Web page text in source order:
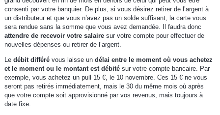
consenti par votre banquier. De plus, si vous désirez retirer de l’argent à
un distributeur et que vous n’avez pas un solde suffisant, la carte vous
sera rendue sans la somme que vous avez demandée. Il faudra donc
attendre de recevoir votre salairesur votre compte pour effectuer de
nouvelles dépenses ou retirer de l’argent.
Le débit différévous laisse un délai entre le moment où vous achetez
et le moment ou le montant est débitésur votre compte bancaire. Par
exemple, vous achetez un pull 15 €, le 10 novembre. Ces 15 € ne vous
seront pas retirés immédiatement, mais le 30 du même mois où après
que votre compte soit approvisionné par vos revenus, mais toujours à
date fixe.